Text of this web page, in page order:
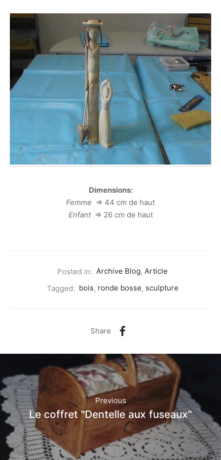
Dimensions:
Femme => 44 cm de haut
Enfant => 26 cm de haut
Posted in: Archive Blog, Article
Tagged: bois, ronde bosse, sculpture
Share
Previous
Le coffret "Dentelle aux fuseaux"